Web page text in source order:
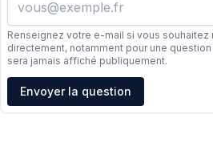
Renseignez votre e-mail si vous souhaitez
directement, notamment pour une
sera jamais affiché publiquement.
Adresse e-mail
Envoyer la question